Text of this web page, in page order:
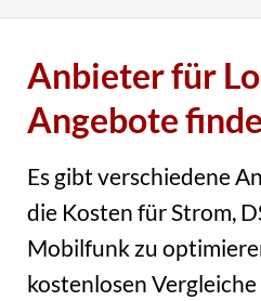
Anbieter für
Angebote
Es gibt verschiedene
die Kosten für Strom,
Mobilfunk zu
kostenlosen